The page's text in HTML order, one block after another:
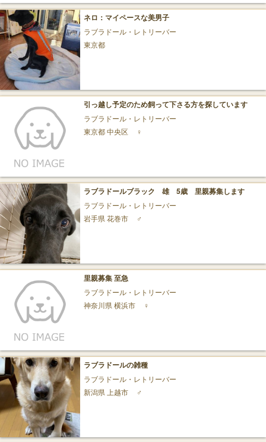
ネロ：マイペースな美男子
ラブラドール・レトリーバー
東京都
引っ越し予定のため飼って下さる方を探しています
ラブラドール・レトリーバー
東京都 中央区
♀
ラブラドールブラック 雄 5歳 里親募集します
ラブラドール・レトリーバー
岩手県 花巻市
♂
里親募集 至急
ラブラドール・レトリーバー
神奈川県 横浜市
♀
ラブラドールの雑種
ラブラドール・レトリーバー
新潟県 上越市
♂